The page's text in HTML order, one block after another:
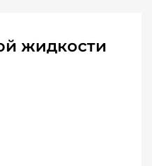
жидкости